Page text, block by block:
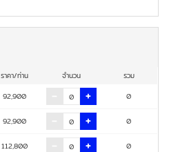
ราคา/ท่าน จำนวน
รวม
92,900 0
92,900 0
112,800 0